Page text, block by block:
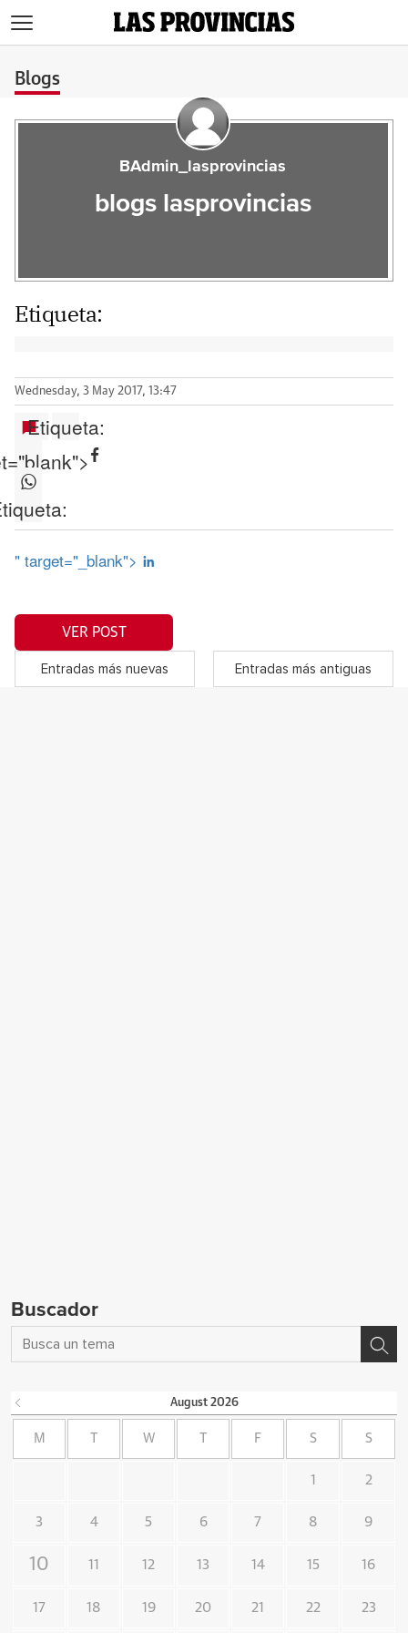
Blogs
BAdmin_lasprovincias
blogs lasprovincias
Etiqueta:
Wednesday, 3 May 2017, 13:47
Etiqueta:
" target="_blank">
VER POST
Entradas más nuevas Entradas más antiguas
Buscador
August 2026
M W F S S
1 2
3 4 5 6 7 8 9
10 11 12 13 14 15 16
17 18 19 20 21 22 23